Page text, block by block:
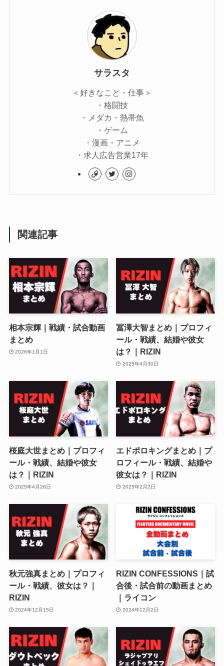
サラスタ
＜好きなこと・仕事＞
・格闘技
・メダカ・熱帯魚
・ゲーム
・漫画・アニメ
・求人広告営業17年
関連記事
相本宗輝｜戦績・試合動画
まとめ
2026年1月1日
冨澤大智まとめ｜プロフィ
ール・戦績、結婚や彼女
は？｜RIZIN
2025年4月30日
桜庭大世まとめ｜プロフィ
ール・戦績、結婚や彼女
は？｜RIZIN
2025年4月26日
エドポロキングまとめ｜プ
ロフィール・戦績、結婚や
彼女は？｜RIZIN
2025年2月2日
秋元強真まとめ｜プロフィ
ール・戦績、彼女は？｜
RIZIN
2024年12月15日
RIZIN CONFESSIONS｜試
合後・試合前の動画まとめ
｜ライコン
2024年12月2日